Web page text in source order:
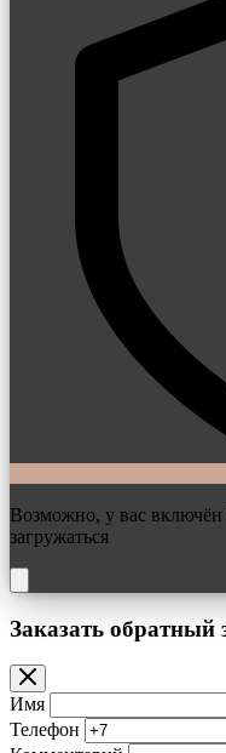
Возможно, у вас
загружаться
Заказать обратный
Имя
Телефон